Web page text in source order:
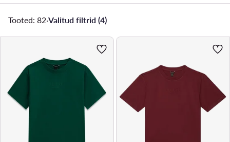
Tooted: 82·Valitud filtrid (4)